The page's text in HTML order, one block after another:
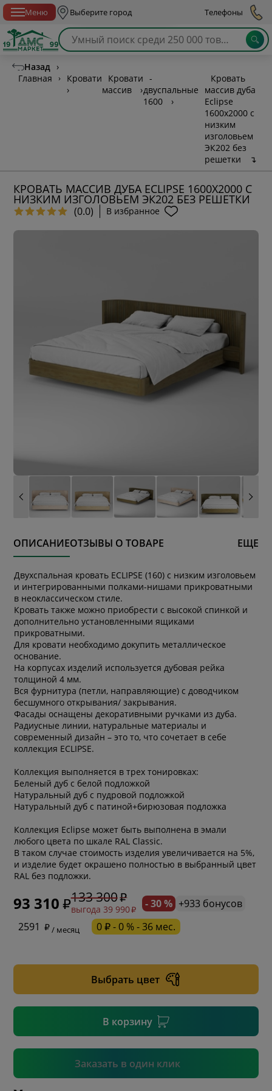
Меню Выберите город Телефоны
Назад ›
Главная
›
Кровати
›
Кровати
массив
›
-
двуспальные
1600
›
Кровать
массив дуба
Eclipse
1600х2000 с
низким
изголовьем
ЭК202 без
решетки
↴
КРОВАТЬ МАССИВ ДУБА ECLIPSE 1600Х2000 С
НИЗКИМ ИЗГОЛОВЬЕМ ЭК202 БЕЗ РЕШЕТКИ
(0.0) В избранное
ОПИСАНИЕОТЗЫВЫ О ТОВАРЕ ЕЩЕ
Двухспальная кровать ECLIPSE (160) с низким изголовьем
и интегрированными полками-нишами прикроватными
в неоклассическом стиле.
Кровать также можно приобрести с высокой спинкой и
дополнительно установленными ящиками
прикроватными.
Для кровати необходимо докупить металлическое
основание.
На корпусах изделий используется дубовая рейка
толщиной 4 мм.
Вся фурнитура (петли, направляющие) с доводчиком
бесшумного открывания/ закрывания.
Фасады оснащены декоративными ручками из дуба.
Радиусные линии, натуральные материалы и
современный дизайн – это то, что сочетает в себе
коллекция ECLIPSE.
Коллекция выполняется в трех тонировках:
Беленый дуб с белой подложкой
Натуральный дуб с пудровой подложкой
Натуральный дуб с патиной+бирюзовая подложка
Коллекция Eclipse может быть выполнена в эмали
любого цвета по шкале RAL Classiс.
В таком случае стоимость изделия увеличивается на 5%,
и изделие будет окрашено полностью в выбранный цвет
RAL без подложки.
93 310 133 300
выгода 39 990 - 30 % +933 бонусов
2591
/ месяц 0 ₽ - 0 % - 36 мес.
Выбрать цвет
В корзину
Заказать в один клик
* обязательное поле
Подтвердить